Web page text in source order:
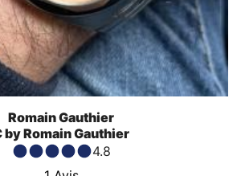
Romain Gauthier
by Romain Gauthier
4.8